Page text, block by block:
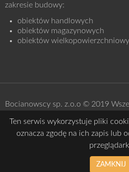
zakresie budowy:
obiektów handlowych
obiektów magazynowych
obiektów
Bocianowscy sp. z.o.o © 2019
Ten serwis wykorzystuje pliki
oznacza zgodę na ich zapis lub
ZAMKNIJ